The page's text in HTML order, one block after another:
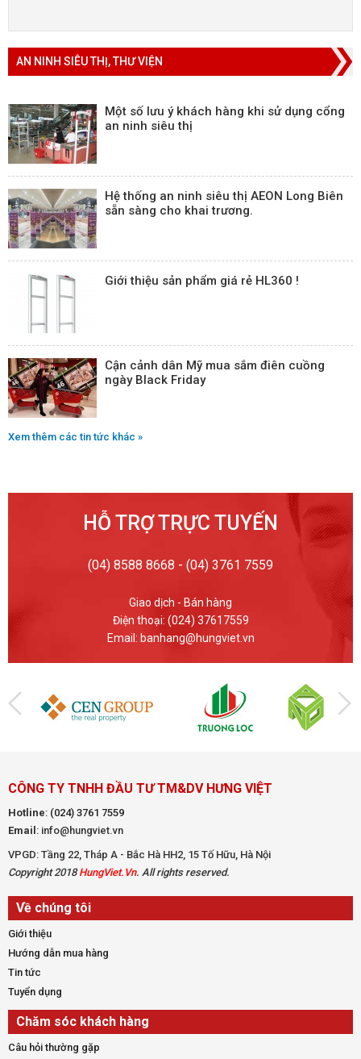
AN NINH SIÊU THỊ, THƯ VIỆN
Một số lưu ý khách hàng khi sử dụng cổng
an ninh siêu thị
Hệ thống an ninh siêu thị AEON Long Biên
sẵn sàng cho khai trương.
Giới thiệu sản phẩm giá rẻ HL360 !
Cận cảnh dân Mỹ mua sắm điên cuồng
ngày Black Friday
Xem thêm các tin tức khác »
HỖ TRỢ TRỰC TUYẾN
(04) 8588 8668 - (04) 3761 7559
Giao dịch - Bán hàng
Điện thoại: (024) 37617559
Email: banhang@hungviet.vn
CÔNG TY TNHH ĐẦU TƯ TM&DV HƯNG VIỆT
Hotline: (024) 3761 7559
Email : info@hungviet.vn
VPGD: Tầng 22, Tháp A - Bắc Hà HH2, 15 Tố Hữu, Hà Nội
Copyright 2018HungViet.Vn. All rights reserved.
Về chúng tôi
Giới thiệu
Hướng dẫn mua hàng
Tin tức
Tuyển dụng
Chăm sóc khách hàng
Câu hỏi thường gặp